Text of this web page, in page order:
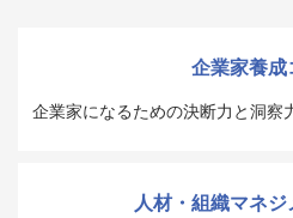
企業家養成
企業家になるための決断力と洞察
人材・組織マネ